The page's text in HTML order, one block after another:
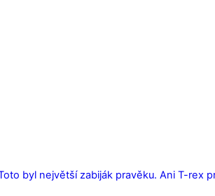
byl největší zabiják pravěku. Ani T-rex